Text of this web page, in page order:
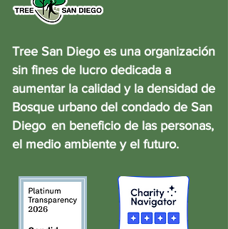
Tree San Diego es una organización
sin fines de lucro dedicada a
aumentar la calidad y la densidad de
Bosque urbano del condado de San
Diego en beneficio de las personas,
el medio ambiente y el futuro.